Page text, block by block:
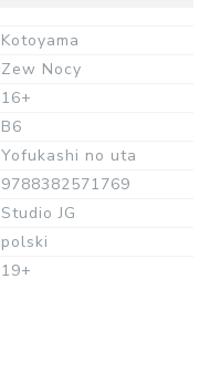
Kotoyama
Zew Nocy
16+
B6
Yofukashi no uta
9788382571769
Studio JG
polski
19+